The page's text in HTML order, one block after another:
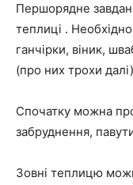
Першорядне
теплиці .
ганчірки, віник,
(про них трохи
Спочатку можна
забруднення,
Зовні теплицю